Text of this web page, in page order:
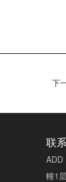
下
联
ADD
幢1